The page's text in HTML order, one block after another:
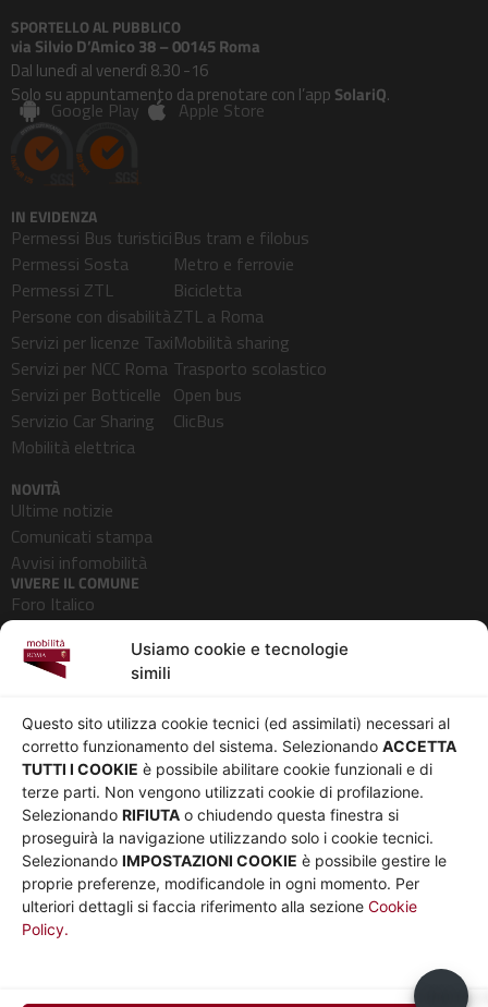
Usiamo cookie e tecnologie
simili
Questo sito utilizza cookie tecnici (ed assimilati) necessari al
corretto funzionamento del sistema. Selezionando ACCETTA
TUTTI I COOKIE è possibile abilitare cookie funzionali e di
terze parti. Non vengono utilizzati cookie di profilazione.
Selezionando RIFIUTA o chiudendo questa finestra si
proseguirà la navigazione utilizzando solo i cookie tecnici.
Selezionando IMPOSTAZIONI COOKIE è possibile gestire le
proprie preferenze, modificandole in ogni momento. Per
ulteriori dettagli si faccia riferimento alla sezione Cookie
Policy.
SPORTELLO AL PUBBLICO
via Silvio D’Amico 38 – 00145 Roma
Dal lunedì al venerdì 8.30 -16
Solo su appuntamento da prenotare con l’app SolariQ.
Google Play Apple Store
IN EVIDENZA
Permessi Bus turistici
Permessi Sosta
Permessi ZTL
Persone con disabilità
Servizi per licenze Taxi
Servizi per NCC Roma
Servizi per Botticelle
Servizio Car Sharing
Mobilità elettrica
Bus tram e filobus
Metro e ferrovie
Bicicletta
ZTL a Roma
Mobilità sharing
Trasporto scolastico
Open bus
ClicBus
NOVITÀ
Ultime notizie
Comunicati stampa
Avvisi infomobilità
VIVERE IL COMUNE
Foro Italico
Pedonalizzazioni
Aeroporti
Chi siamo
Governance
Whistleblowing
Co-Marketing
Social media policy
Informativa Cookie
Informativa Sito web e
social media
Privacy
Parità di genere
Amministrazione
trasparente
Bandi e gare
Note legali
UTILITÀ
Usiamo